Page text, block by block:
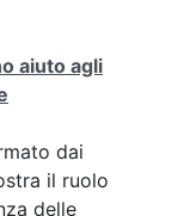
aiuto agli
dai
il ruolo
delle